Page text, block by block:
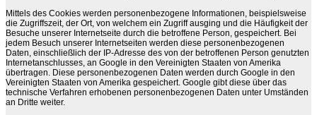
Mittels des Cookies werden personenbezogene Informationen, beispielsweise
die Zugriffszeit, der Ort, von welchem ein Zugriff ausging und die Häufigkeit der
Besuche unserer Internetseite durch die betroffene Person, gespeichert. Bei
jedem Besuch unserer Internetseiten werden diese personenbezogenen
Daten, einschließlich der IP-Adresse des von der betroffenen Person genutzten
Internetanschlusses, an Google in den Vereinigten Staaten von Amerika
übertragen. Diese personenbezogenen Daten werden durch Google in den
Vereinigten Staaten von Amerika gespeichert. Google gibt diese über das
technische Verfahren erhobenen personenbezogenen Daten unter Umständen
an Dritte weiter.